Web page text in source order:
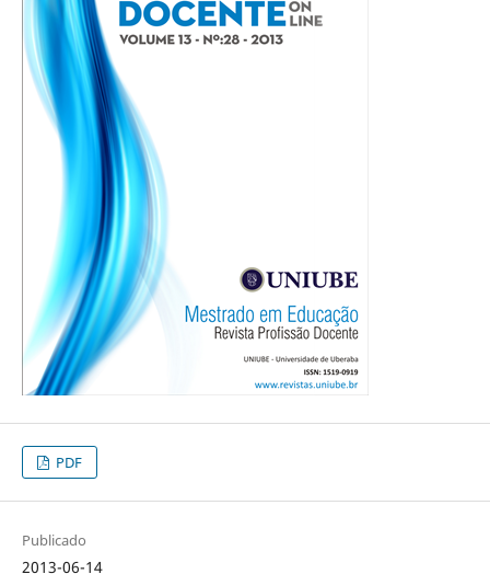
PDF
Publicado
2013-06-14